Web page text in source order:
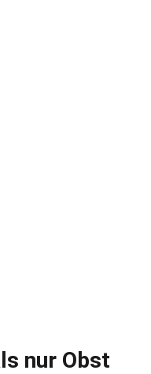
nur Obst